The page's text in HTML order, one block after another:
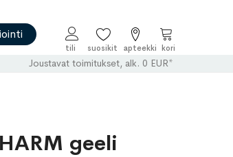
Ostoskori
Joustavat toimitukset, alk. 0 EUR*
geeli